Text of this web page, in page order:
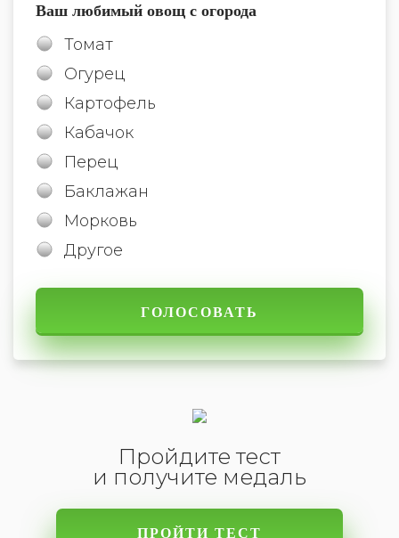
Ваш любимый овощ с огорода
Томат
Огурец
Картофель
Кабачок
Перец
Баклажан
Морковь
Другое
Пройдите тест
и получите медаль
ПРОЙТИ ТЕСТ